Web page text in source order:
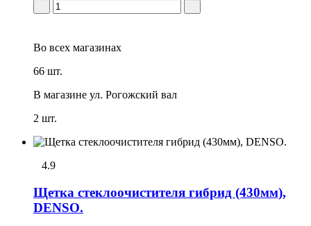
Во всех магазинах
66 шт.
В магазине ул. Рогожский вал
2 шт.
4.9
Щетка стеклоочистителя гибрид (430мм),
DENSO.